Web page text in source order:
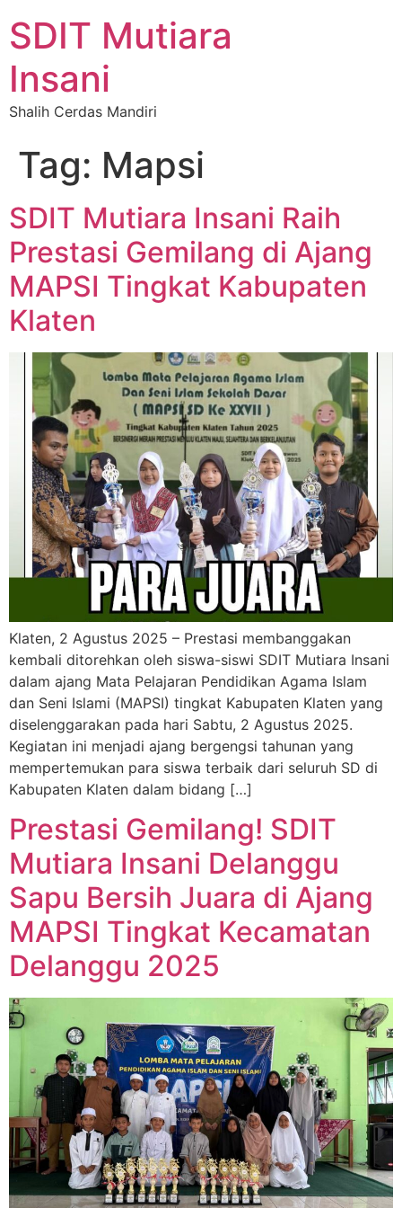
SDIT Mutiara
Insani
Shalih Cerdas Mandiri
Tag: Mapsi
SDIT Mutiara Insani Raih
Prestasi Gemilang di Ajang
MAPSI Tingkat Kabupaten
Klaten
Klaten, 2 Agustus 2025 – Prestasi membanggakan
kembali ditorehkan oleh siswa-siswi SDIT Mutiara Insani
dalam ajang Mata Pelajaran Pendidikan Agama Islam
dan Seni Islami (MAPSI) tingkat Kabupaten Klaten yang
diselenggarakan pada hari Sabtu, 2 Agustus 2025.
Kegiatan ini menjadi ajang bergengsi tahunan yang
mempertemukan para siswa terbaik dari seluruh SD di
Kabupaten Klaten dalam bidang […]
Prestasi Gemilang! SDIT
Mutiara Insani Delanggu
Sapu Bersih Juara di Ajang
MAPSI Tingkat Kecamatan
Delanggu 2025